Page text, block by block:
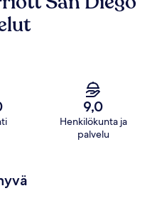
9,0
Henkilökunta ja
palvelu